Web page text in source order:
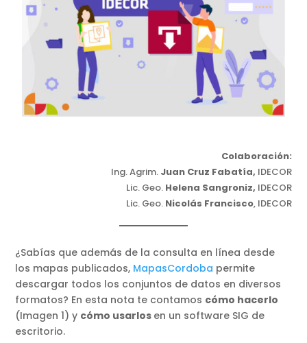
Colaboración:
Ing. Agrim. Juan Cruz Fabatía, IDECOR
Lic. Geo. Helena Sangroniz, IDECOR
Lic. Geo. Nicolás Francisco, IDECOR
¿Sabías que además de la consulta en línea desde
los mapas publicados, MapasCordoba permite
descargar todos los conjuntos de datos en diversos
formatos? En esta nota te contamos cómo hacerlo
(Imagen 1) y cómo usarlos en un software SIG de
escritorio.